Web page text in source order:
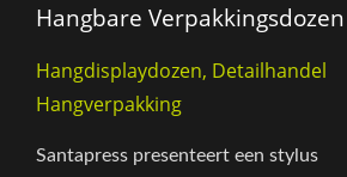
Hangbare Verpakkingsdozen
Hangdisplaydozen, Detailhandel
Hangverpakking
Santapress presenteert een stylus